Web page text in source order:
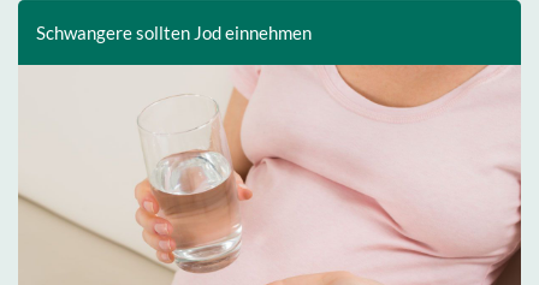
Schwangere sollten Jod einnehmen